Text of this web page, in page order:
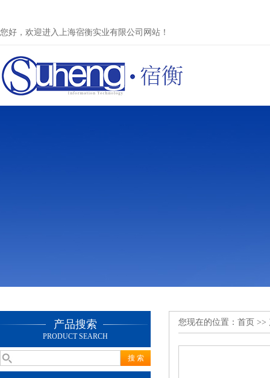
您好，欢迎进入上海宿衡实业有限公司网站！
产品搜索
PRODUCT SEARCH
您现在的位置： 首页 >>